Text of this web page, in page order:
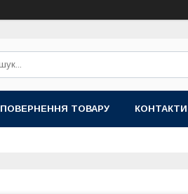
ПОВЕРНЕННЯ ТОВАРУ КОНТАКТИ